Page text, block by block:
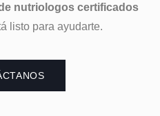
nutriologos certificados
listo para ayudarte.